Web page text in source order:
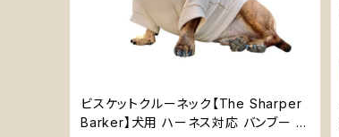
ビスケットクルーネック【The Sharper
Barker】犬用 ハーネス対応 バンブー ベ